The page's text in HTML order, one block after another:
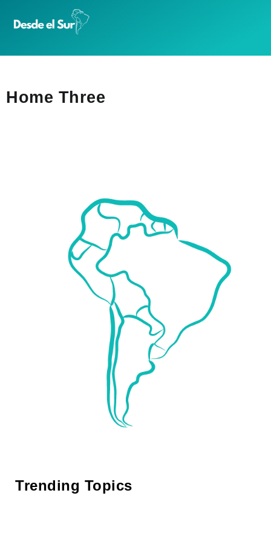
Home Three
Trending Topics